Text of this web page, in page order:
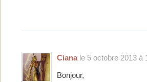
Cianale 5 octobre 2013 à
Bonjour,